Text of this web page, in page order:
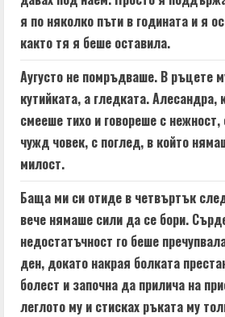
я по няколко пъти в годината и я
както тя я беше оставила.
Аугусто не помръдваше. В ръцете
кутийката, а гледката. Алесандра,
смееше тихо и говореше с нежност,
чужд човек, с поглед, в който
милост.
Баща ми си отиде в четвъртък
вече нямаше сили да се бори.
недостатъчност го беше
ден, докато накрая болката
болест и започна да прилича на
леглото му и стисках ръката му